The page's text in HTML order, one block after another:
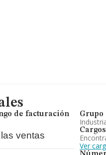
de facturación
ventas
Grupo
Cargos
Ver